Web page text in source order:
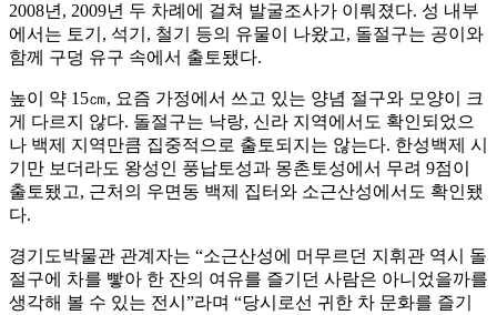
2008년, 2009년 두 차례에 걸쳐 발굴조사가 이뤄졌다. 성 내부
에서는 토기, 석기, 철기 등의 유물이 나왔고, 돌절구는 공이와
함께 구덩 유구 속에서 출토됐다.
높이 약 15㎝, 요즘 가정에서 쓰고 있는 양념 절구와 모양이 크
게 다르지 않다. 돌절구는 낙랑, 신라 지역에서도 확인되었으
나 백제 지역만큼 집중적으로 출토되지는 않는다. 한성백제 시
기만 보더라도 왕성인 풍납토성과 몽촌토성에서 무려 9점이
출토됐고, 근처의 우면동 백제 집터와 소근산성에서도 확인됐
다.
경기도박물관 관계자는 “소근산성에 머무르던 지휘관 역시 돌
절구에 차를 빻아 한 잔의 여유를 즐기던 사람은 아니었을까를
생각해 볼 수 있는 전시”라며 “당시로선 귀한 차 문화를 즐기